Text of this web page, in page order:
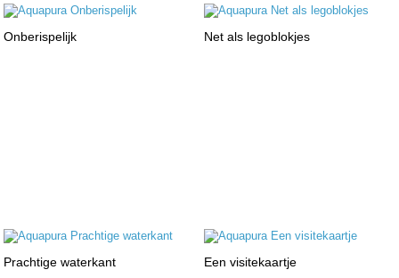
Onberispelijk Net als legoblokjes
Prachtige waterkant Een visitekaartje